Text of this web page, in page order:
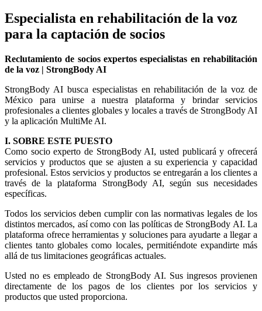
Especialista en rehabilitación de la voz
para la captación de socios
Reclutamiento de socios expertos especialistas en rehabilitación
de la voz | StrongBody AI
StrongBody AI busca especialistas en rehabilitación de la voz de
México para unirse a nuestra plataforma y brindar servicios
profesionales a clientes globales y locales a través de StrongBody AI
y la aplicación MultiMe AI.
I. SOBRE ESTE PUESTO
Como socio experto de StrongBody AI, usted publicará y ofrecerá
servicios y productos que se ajusten a su experiencia y capacidad
profesional. Estos servicios y productos se entregarán a los clientes a
través de la plataforma StrongBody AI, según sus necesidades
específicas.
Todos los servicios deben cumplir con las normativas legales de los
distintos mercados, así como con las políticas de StrongBody AI. La
plataforma ofrece herramientas y soluciones para ayudarte a llegar a
clientes tanto globales como locales, permitiéndote expandirte más
allá de tus limitaciones geográficas actuales.
Usted no es empleado de StrongBody AI. Sus ingresos provienen
directamente de los pagos de los clientes por los servicios y
productos que usted proporciona.